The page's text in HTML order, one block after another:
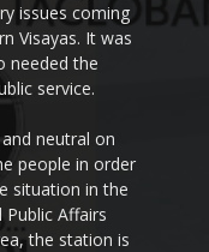
issues coming
Visayas. It was
needed the
service.
neutral on
people in order
situation in the
Affairs
the station is